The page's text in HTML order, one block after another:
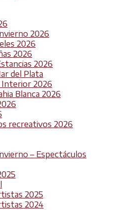
2026
2026
2026
2026
del Plata
Interior 2026
Blanca 2026
recreativos 2026
– Espectáculos
2025
2024